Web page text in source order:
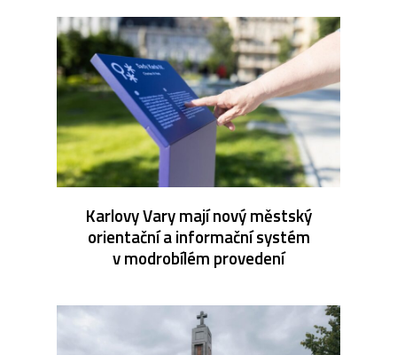
Karlovy Vary mají nový městský
orientační a informační systém
v modrobílém provedení